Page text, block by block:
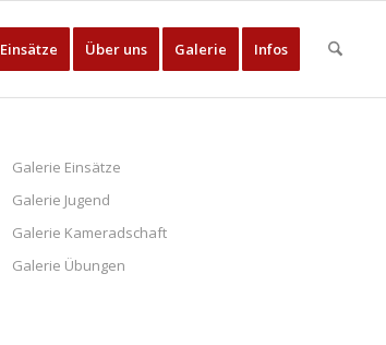
Einsätze Über uns Galerie Infos
Galerie Einsätze
Galerie Jugend
Galerie Kameradschaft
Galerie Übungen